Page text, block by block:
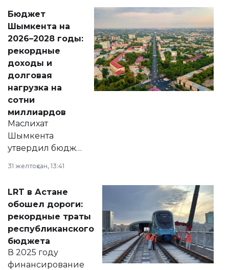
народу
Венесуэлы.
Бюджет
Шымкента на
2026–2028 годы:
рекордные
доходы и
долговая
нагрузка на
сотни
миллиардов
Маслихат
Шымкента
утвердил бюджет
2028 годы.
документ
появился в базе
нормативных
правовых актов и
на сайте маслихат
города.
31 желтоқсан, 13:41
LRT в Астане
обошел дороги:
рекордные траты
республиканского
бюджета
В 2025 году
финансирование